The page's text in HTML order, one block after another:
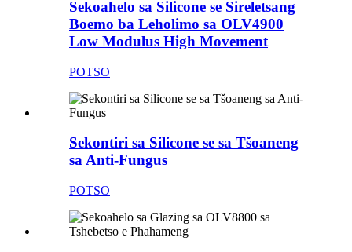
Sekoahelo sa Silicone se Sireletsang
Boemo ba Leholimo sa OLV4900
Low Modulus High Movement
POTSO
Sekontiri sa Silicone se sa Tšoaneng
sa Anti-Fungus
POTSO